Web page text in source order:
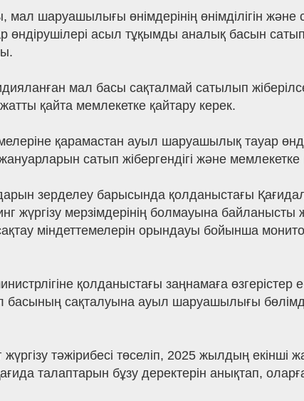
шаруашылығы өнімдерінің өнімділігін және
асыл тұқымды аналық басын
мал басы сақталмай сатылып
қайта мемлекетке қайтару керек.
қарамастан ауыл шаруашылық тауар
сатып жібергендігі және мемлекетке
зерделеу барысында қолданыстағы
жүргізу мерзімдерінің болмауына
міндеттемелерін орындауы бойынша
қолданыстағы заңнамаға өзгерістер
басының сақталуына ауыл шаруашылығы
жүргізу тәжірибесі төселіп, 2025 жылдың
талаптарын бұзу деректерін анықтап,